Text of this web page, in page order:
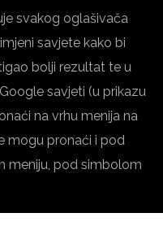
svakog oglašivača
savjete kako bi
bolji rezultat te u
savjeti (u prikazu
na vrhu menija na
mogu pronaći i pod
meniju, pod simbolom